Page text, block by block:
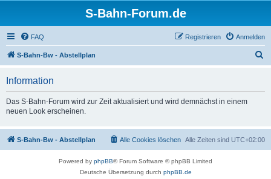
S-Bahn-Forum.de
FAQ Anmelden
Registrieren
S-Bahn-Bw - Abstellplan
Information
Das S-Bahn-Forum wird zur Zeit aktualisiert und wird demnächst in einem
neuen Look erscheinen.
S-Bahn-Bw - Abstellplan Alle Zeiten sind UTC+02:00
Alle Cookies löschen
Powered by phpBB® Forum Software © phpBB Limited
Deutsche Übersetzung durch phpBB.de